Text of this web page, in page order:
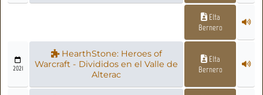
Elta
Bernero
2021
HearthStone: Heroes of
Warcraft - Divididos en el Valle de
Alterac
Elta
Bernero